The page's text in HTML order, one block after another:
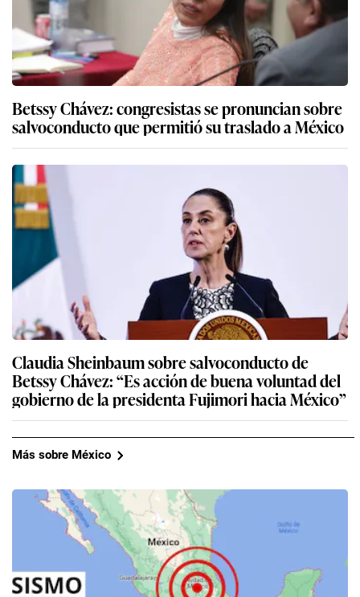
Betssy Chávez: congresistas se pronuncian sobre
salvoconducto que permitió su traslado a México
Claudia Sheinbaum sobre salvoconducto de
Betssy Chávez: “Es acción de buena voluntad del
gobierno de la presidenta Fujimori hacia México”
Más sobre México